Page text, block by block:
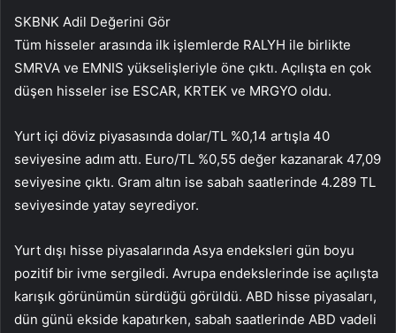
SKBNK Adil Değerini Gör
Tüm hisseler arasında ilk işlemlerde RALYH ile birlikte
SMRVA ve EMNIS yükselişleriyle öne çıktı. Açılışta en çok
düşen hisseler ise ESCAR, KRTEK ve MRGYO oldu.
Yurt içi döviz piyasasında dolar/TL %0,14 artışla 40
seviyesine adım attı. Euro/TL %0,55 değer kazanarak 47,09
seviyesine çıktı. Gram altın ise sabah saatlerinde 4.289 TL
seviyesinde yatay seyrediyor.
Yurt dışı hisse piyasalarında Asya endeksleri gün boyu
pozitif bir ivme sergiledi. Avrupa endekslerinde ise açılışta
karışık görünümün sürdüğü görüldü. ABD hisse piyasaları,
dün günü ekside kapatırken, sabah saatlerinde ABD vadeli